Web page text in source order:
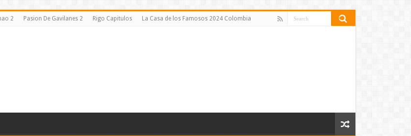
2 Pasion De Gavilanes 2 Rigo Capitulos La Casa de los Famosos 2024 Colombia